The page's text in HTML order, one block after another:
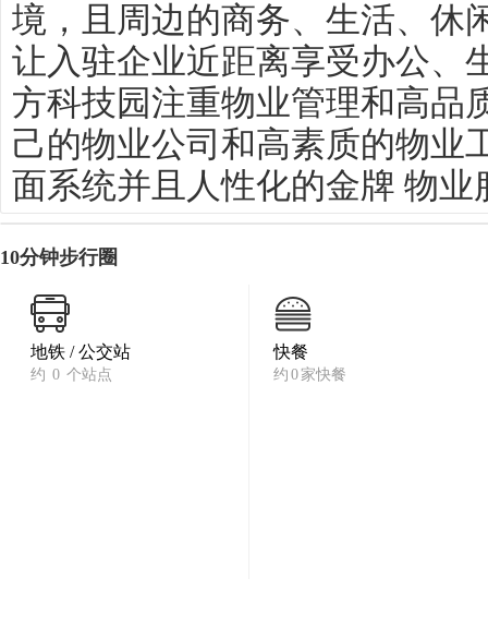
境，且周边的商务、生活、休
让入驻企业近距离享受办公、
方科技园注重物业管理和高品
己的物业公司和高素质的物业
面系统并且人性化的金牌 物业
10分钟步行圈
地铁 / 公交站
约 0 个站点
快餐
约 0家快餐